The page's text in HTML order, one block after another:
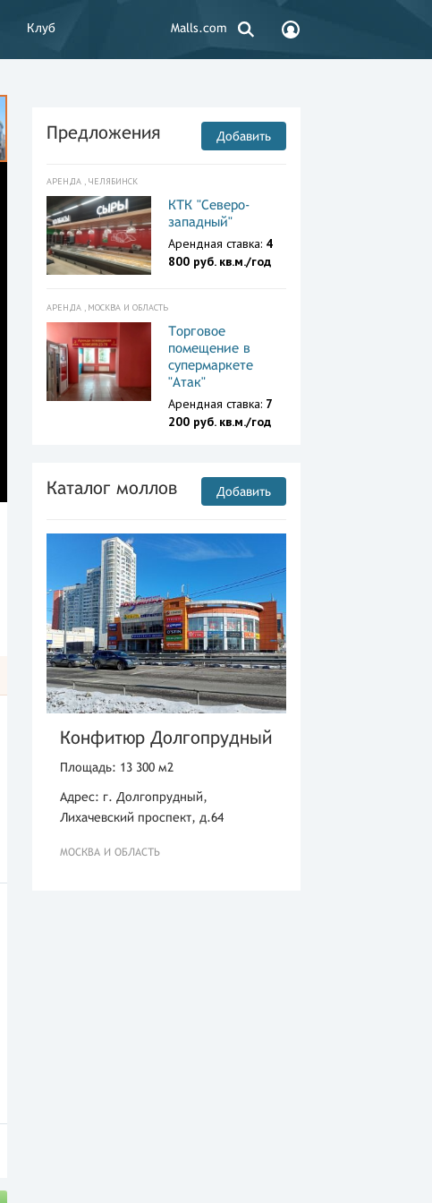
Клуб Malls.com
Предложения Добавить
АРЕНДА , ЧЕЛЯБИНСК
КТК "Северо-
западный"
Арендная ставка: 4
800 руб. кв.м./год
АРЕНДА , МОСКВА И ОБЛАСТЬ
Торговое
помещение в
супермаркете
"Атак"
Арендная ставка: 7
200 руб. кв.м./год
Каталог моллов Добавить
Конфитюр Долгопрудный
Площадь: 13 300 м2
Адрес: г. Долгопрудный,
Лихачевский проспект, д.64
МОСКВА И ОБЛАСТЬ